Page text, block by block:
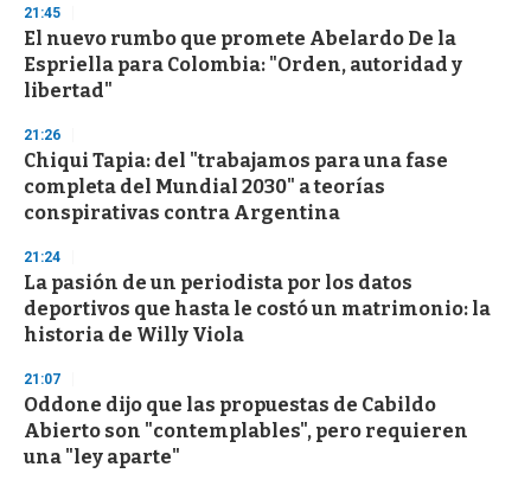
21:45
El nuevo rumbo que promete Abelardo De la
Espriella para Colombia: "Orden, autoridad y
libertad"
21:26
Chiqui Tapia: del "trabajamos para una fase
completa del Mundial 2030" a teorías
conspirativas contra Argentina
21:24
La pasión de un periodista por los datos
deportivos que hasta le costó un matrimonio: la
historia de Willy Viola
21:07
Oddone dijo que las propuestas de Cabildo
Abierto son "contemplables", pero requieren
una "ley aparte"